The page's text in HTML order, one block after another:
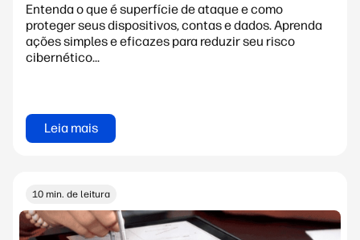
Entenda o que é superfície de ataque e como
proteger seus dispositivos, contas e dados. Aprenda
ações simples e eficazes para reduzir seu risco
cibernético...
Leia mais
10 min. de leitura